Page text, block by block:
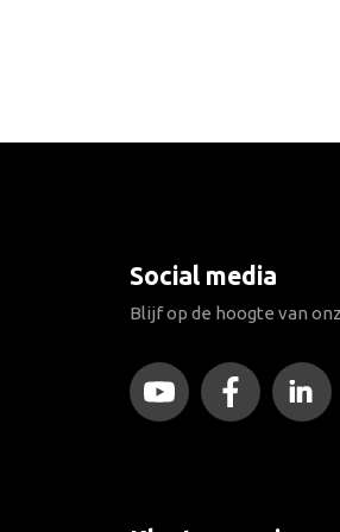
Social media
Blijf op de hoogte van